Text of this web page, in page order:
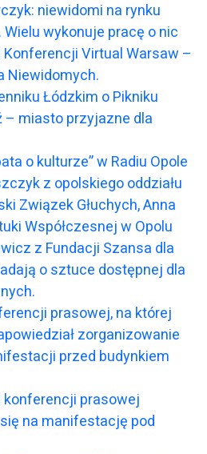
niewidomi na rynku
wykonuje pracę o nic
Virtual Warsaw –
Niewidomych.
Łódzkim o Pikniku
– miasto przyjazne dla
o kulturze” w Radiu Opole
z opolskiego oddziału
Związek Głuchych, Anna
Współczesnej w Opolu
z Fundacji Szansa dla
o sztuce dostępnej dla
prasowej, na której
zorganizowanie
przed budynkiem
prasowej
na manifestację pod